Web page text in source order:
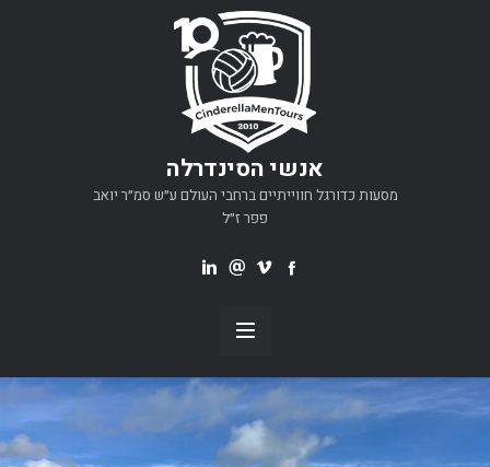
אנשי הסינדרלה
מסעות כדורגל חווייתיים ברחבי העולם ע״ש סמ״ר יואב
פפר ז״ל